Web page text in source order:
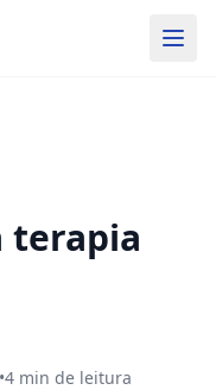
terapia
•4 min de leitura